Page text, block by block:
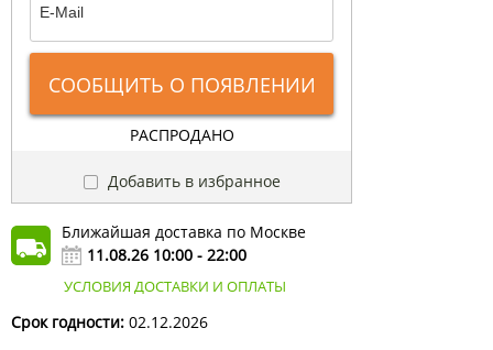
СООБЩИТЬ О ПОЯВЛЕНИИ
РАСПРОДАНО
Добавить в избранное
Ближайшая доставка по Москве
11.08.26 10:00 - 22:00
УСЛОВИЯ ДОСТАВКИ И ОПЛАТЫ
Срок годности: 02.12.2026